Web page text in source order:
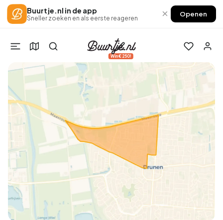
Buurtje.nl in de app
Sneller zoeken en als eerste reageren × Openen
Win €250!